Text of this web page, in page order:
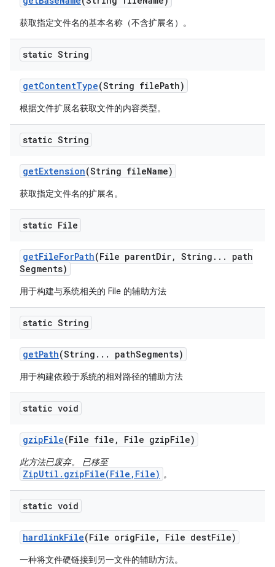
获取指定文件名的基本名称（不含扩展名）。
static String
getContentType(String filePath)
根据文件扩展名获取文件的内容类型。
static String
getExtension(String fileName)
获取指定文件名的扩展名。
static File
getFileForPath(File parentDir, String . . .
path
Segments)
用于构建与系统相关的 File 的辅助方法
static String
getPath(String . . . pathSegments)
用于构建依赖于系统的相对路径的辅助方法
static void
gzipFile(File file , File gzipFile)
此方法已废弃。 已移至
ZipUtil.gzipFile(File,File) 。
static void
hardlinkFile(File origFile , File destFile)
一种将文件硬链接到另一文件的辅助方法。